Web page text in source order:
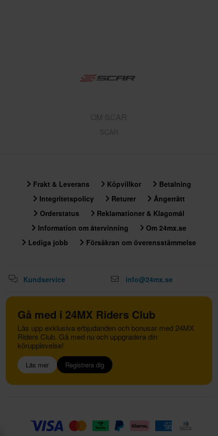
OM SCAR
SCAR
Frakt & Leverans Köpvillkor
Betalning
Integritetspolicy
Returer
Ångerrätt
Orderstatus
Reklamationer & Klagomål
Information om återvinning
Om 24mx.se
Lediga jobb
Försäkran om överensstämmelse
Kundservice info@24mx.se
Gå med i 24MX Riders Club
Lås upp exklusiva erbjudanden och bonusar med 24MX
Riders Club. Gå med nu och uppgradera din
körupplevelse!
Läs mer Registrera dig